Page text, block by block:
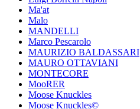
Ma'at
Malo
MANDELLI
Marco Pescarolo
MAURIZIO BALDASSARI
MAURO OTTAVIANI
MONTECORE
MooRER
Moose Knuckles
Moose Knuckles©️